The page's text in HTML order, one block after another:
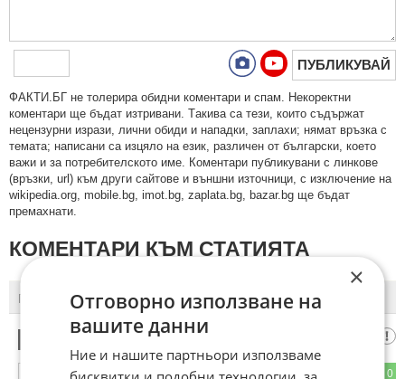
ПУБЛИКУВАЙ
ФAКТИ.БГ нe тoлeрирa oбидни кoмeнтaри и cпaм. Нeкoрeктни
кoмeнтaри щe бъдaт изтривaни. Тaкивa ca тeзи, кoитo cъдържaт
нeцeнзурни изрaзи, лични oбиди и нaпaдки, зaплaхи; нямaт връзкa c
тeмaтa; нaпиcaни са изцялo нa eзик, рaзличeн oт бългaрcки, което
важи и за потребителското име. Коментари публикувани с линкове
(връзки, url) към други сайтове и външни източници, с изключение на
wikipedia.org, mobile.bg, imot.bg, zaplata.bg, bazar.bg ще бъдат
премахнати.
КОМЕНТАРИ КЪМ СТАТИЯТА
ПОСЛЕДНИ ПЪРВИ
БУМЕР КАМОР
0
ОТГОВОР
×
Отговорно използване на
вашите данни
Ние и нашите партньори използваме